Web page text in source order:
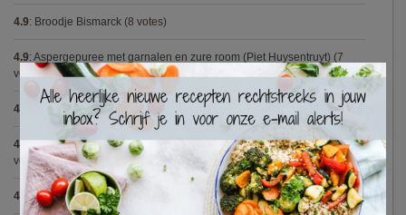
4.9: Broodje Bismarck (8 votes)
4.9: Aspergepuree met garnalen en zure room (Piet Huysentruyt) (7
votes)
4.8 Spaghetti all'Amatriciana (Antonio Carluccio) (12 votes)
4.8 :Aperitiefglaasje met gegrilde groentjes en gedroogde ham(11
votes)
4.8:Met spinazie en mozzarella gevulde varkenshaas(10 votes)
×